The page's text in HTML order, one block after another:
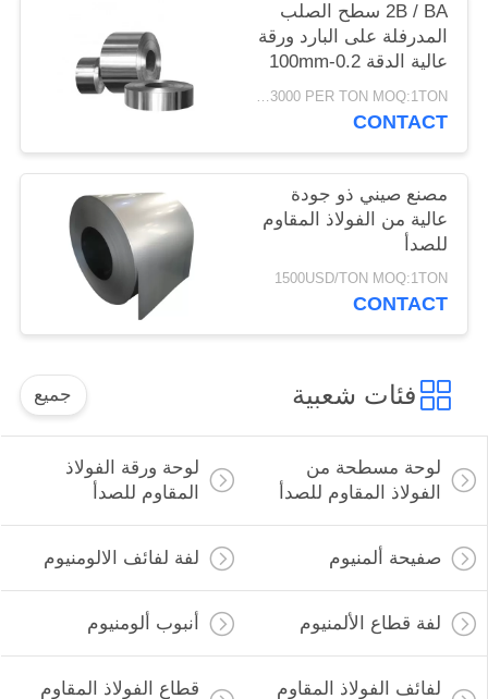
2B / BA سطح الصلب
المدرفلة على البارد ورقة
عالية الدقة 0.2-100mm
سمك
USD1200-3000 PER TON MOQ:1TON
CONTACT
مصنع صيني ذو جودة
عالية من الفولاذ المقاوم
للصدأ
1500USD/TON MOQ:1TON
CONTACT
فئات شعبية جميع
لوحة مسطحة من
الفولاذ المقاوم للصدأ
لوحة ورقة الفولاذ
المقاوم للصدأ
صفيحة ألمنيوم لفة لفائف الالومنيوم
لفة قطاع الألمنيوم أنبوب ألومنيوم
لفائف الفولاذ المقاوم قطاع الفولاذ المقاوم